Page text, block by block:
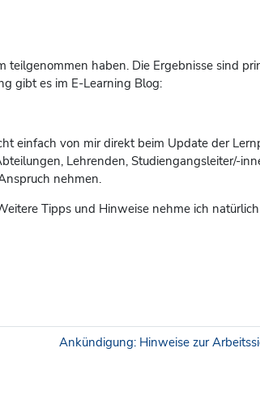
haben. Die Ergebnisse sind
gibt es im E-Learning Blog:
einfach von mir direkt beim Update der
Lehrenden, Studiengangsleiter/-
nehmen.
Tipps und Hinweise nehme ich
Ankündigung: Hinweise zur